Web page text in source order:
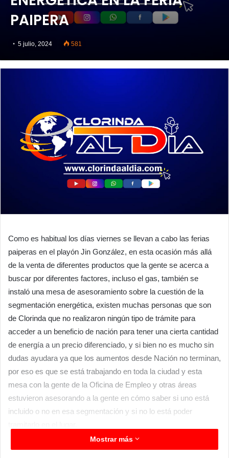
PAIPERA
5 julio, 2024 581
Como es habitual los días viernes se llevan a cabo las ferias
paiperas en el playón Jin González, en esta ocasión más allá
de la venta de diferentes productos que la gente se acerca a
buscar por diferentes factores, incluso el gas, también se
instaló una mesa de asesoramiento sobre la cuestión de la
segmentación energética, existen muchas personas que son
de Clorinda que no realizaron ningún tipo de trámite para
acceder a un beneficio de nación para tener una cierta cantidad
de energía a un precio diferenciado, y si bien no es mucho sin
dudas ayudara ya que los aumentos desde Nación no terminan,
por eso es que se está trabajando en toda la ciudad y esta
mesa con la gente de la Oficina de Empleo y otras áreas
estuvieron asesorando a la gente en cómo saber si uno está
incluido o no en esa segmentación y si no lo está poder
Los responsables de la coordinación de esta actividad
manifestaron que fue sumamente positiva la asistencia a
Mostrar más